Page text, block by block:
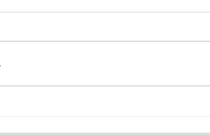
🍾💖😀
griang dua